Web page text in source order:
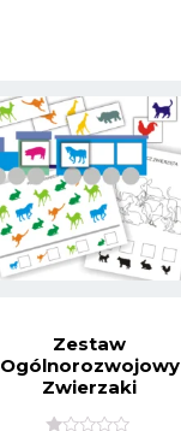
N
A
5
Zestaw
Ogólnorozwojowy
Zwierzaki